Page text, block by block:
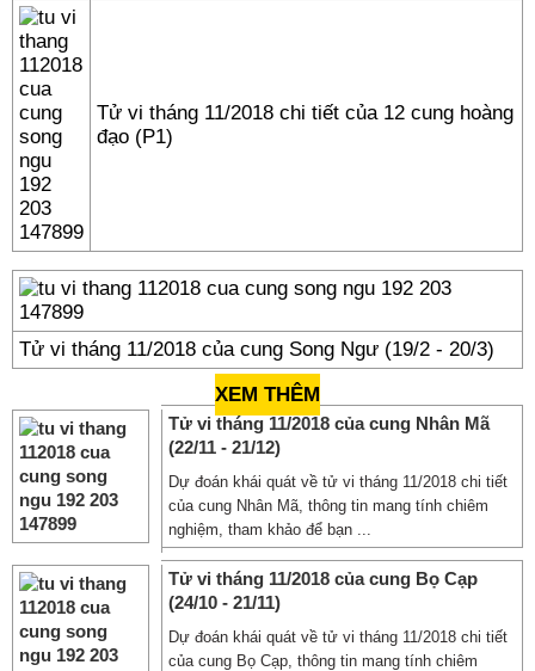
Tử vi tháng 11/2018 chi tiết của 12 cung hoàng
đạo (P1)
Tử vi tháng 11/2018 của cung Song Ngư (19/2 - 20/3)
XEM THÊM
Tử vi tháng 11/2018 của cung Nhân Mã
(22/11 - 21/12)
Dự đoán khái quát về tử vi tháng 11/2018 chi tiết
của cung Nhân Mã, thông tin mang tính chiêm
nghiệm, tham khảo để bạn ...
Tử vi tháng 11/2018 của cung Bọ Cạp
(24/10 - 21/11)
Dự đoán khái quát về tử vi tháng 11/2018 chi tiết
của cung Bọ Cạp, thông tin mang tính chiêm